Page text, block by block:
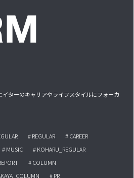
イターのキャリアやライフスタイルにフォーカ
# REGULAR
# CAREER
# MUSIC
# KOHARU_REGULAR
# COLUMN
# PR